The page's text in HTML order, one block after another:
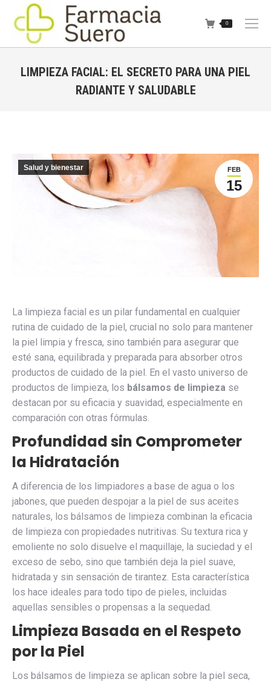
0
LIMPIEZA FACIAL: EL SECRETO PARA UNA PIEL
RADIANTE Y SALUDABLE
FEB
15
Salud y bienestar
La limpieza facial es un pilar fundamental en cualquier
rutina de cuidado de la piel, crucial no solo para mantener
la piel limpia y fresca, sino también para asegurar que
esté sana, equilibrada y preparada para absorber otros
productos de cuidado de la piel. En el vasto universo de
productos de limpieza, los bálsamos de limpieza se
destacan por su eficacia y suavidad, especialmente en
comparación con otras fórmulas.
Profundidad sin Comprometer
la Hidratación
A diferencia de los limpiadores a base de agua o los
jabones, que pueden despojar a la piel de sus aceites
naturales, los bálsamos de limpieza combinan la eficacia
de limpieza con propiedades nutritivas. Su textura rica y
emoliente no solo disuelve el maquillaje, la suciedad y el
exceso de sebo, sino que también deja la piel suave,
hidratada y sin sensación de tirantez. Esta característica
los hace ideales para todo tipo de pieles, incluidas
aquellas sensibles o propensas a la sequedad.
Limpieza Basada en el Respeto
por la Piel
Los bálsamos de limpieza se aplican sobre la piel seca,